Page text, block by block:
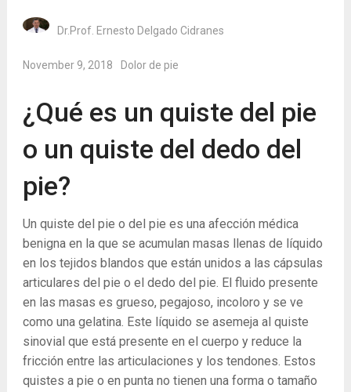
Dr.Prof. Ernesto Delgado Cidranes
November 9, 2018 Dolor de pie
¿Qué es un quiste del pie
o un quiste del dedo del
pie?
Un quiste del pie o del pie es una afección médica
benigna en la que se acumulan masas llenas de líquido
en los tejidos blandos que están unidos a las cápsulas
articulares del pie o el dedo del pie. El fluido presente
en las masas es grueso, pegajoso, incoloro y se ve
como una gelatina. Este líquido se asemeja al quiste
sinovial que está presente en el cuerpo y reduce la
fricción entre las articulaciones y los tendones. Estos
quistes a pie o en punta no tienen una forma o tamaño